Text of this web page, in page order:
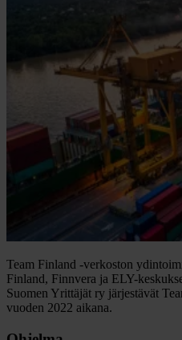
Team Finland -verkoston
Finland, Finnvera ja ELY-
Suomen Yrittäjät ry järjestävät
vuoden 2022 aikana.